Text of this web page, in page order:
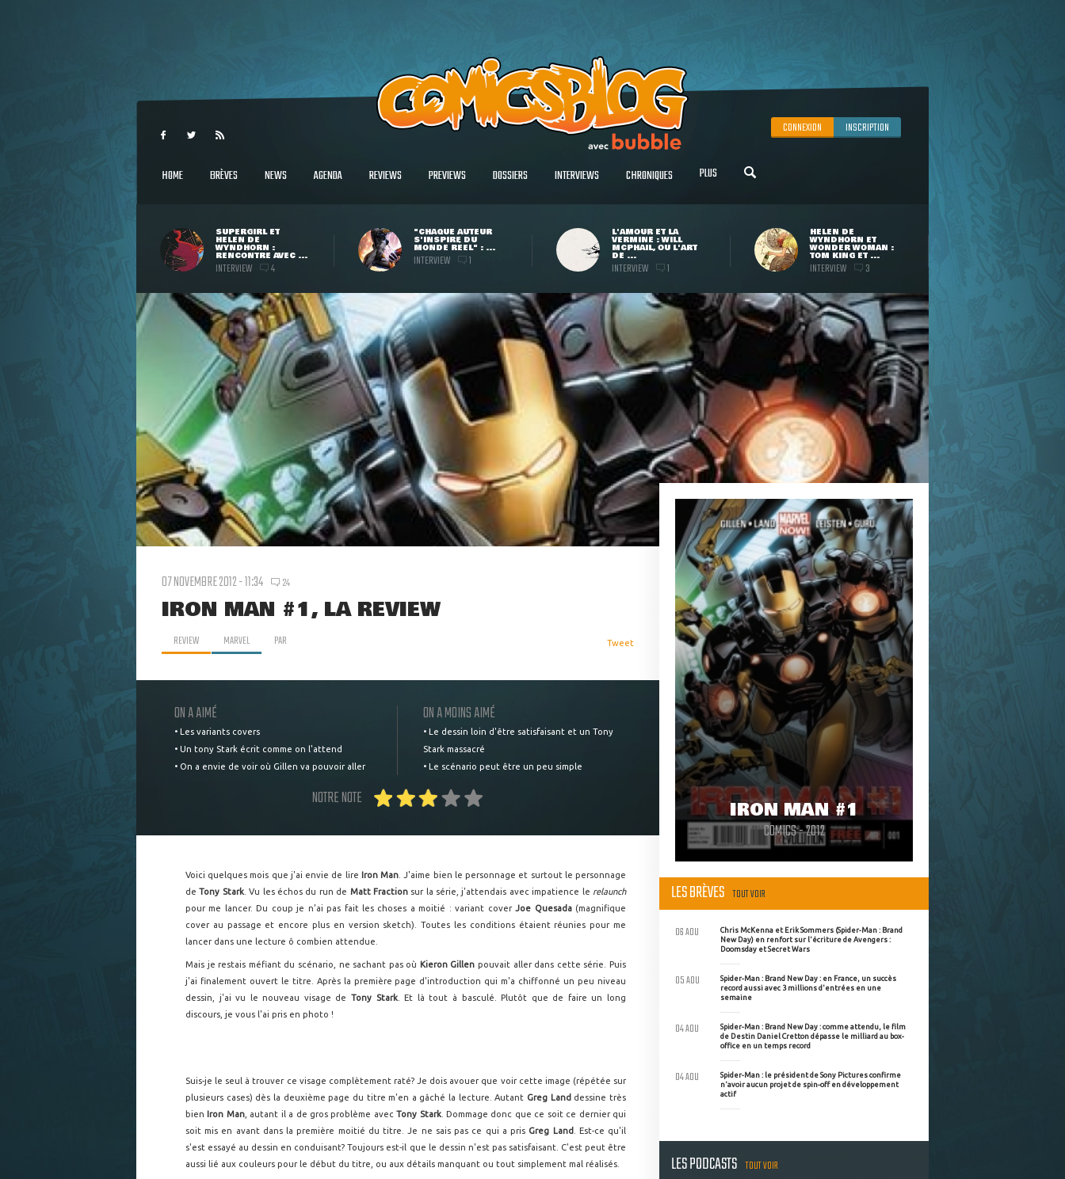
CONNEXION INSCRIPTION
HOME BRÈVES NEWS AGENDA REVIEWS PREVIEWS DOSSIERS INTERVIEWS CHRONIQUES PLUS
SUPERGIRL ET
HELEN DE
WYNDHORN :
RENCONTRE AVEC ...
INTERVIEW 4
"CHAQUE AUTEUR
S'INSPIRE DU
MONDE RÉEL" : ...
INTERVIEW 1
L'AMOUR ET LA
VERMINE : WILL
MCPHAIL, OU L'ART
DE ...
INTERVIEW 1
HELEN DE
WYNDHORN ET
WONDER WOMAN :
TOM KING ET ...
INTERVIEW 3
07 NOVEMBRE 2012 - 11:34 24
IRON MAN #1, LA REVIEW
REVIEW MARVEL PAR Tweet
ON A AIMÉ
• Les variants covers
• Un tony Stark écrit comme on l'attend
• On a envie de voir où Gillen va pouvoir aller
ON A MOINS AIMÉ
• Le dessin loin d'être satisfaisant et un Tony
Stark massacré
• Le scénario peut être un peu simple
NOTRE NOTE
Voici quelques mois que j'ai envie de lire Iron Man . J'aime bien le personnage et surtout le personnage
deTony Stark. Vu les échos du run de Matt Fractionsur la série, j'attendais avec impatience le relaunch
pour me lancer. Du coup je n'ai pas fait les choses a moitié : variant coverJoe Quesada(magnifique
cover au passage et encore plus en version sketch). Toutes les conditions étaient réunies pour me
lancer dans une lecture ô combien attendue.
Mais je restais méfiant du scénario, ne sachant pas où Kieron Gillen pouvait aller dans cette série. Puis
j'ai finalement ouvert le titre. Après la première page d'introduction qui m'a chiffonné un peu niveau
dessin, j'ai vu le nouveau visage deTony Stark. Et là tout à basculé. Plutôt que de faire un long
discours, je vous l'ai pris en photo !
Suis-je le seul à trouver ce visage complètement raté? Je dois avouer que voir cette image (répétée sur
plusieurs cases) dès la deuxième page du titre m'en a gâché la lecture. Autant Greg Land dessine très
bien Iron Man, autant il a de gros problème avecTony Stark. Dommage donc que ce soit ce dernier qui
soit mis en avant dans la première moitié du titre. Je ne sais pas ce qui a pris Greg Land
. Est-ce qu'il
s'est essayé au dessin en conduisant? Toujours est-il que le dessin n'est pas satisfaisant. C'est peut être
aussi lié aux couleurs pour le début du titre, ou aux détails manquant ou tout simplement mal réalisés.
IRON MAN #1
COMICS - 2012
LES BRÈVES TOUT VOIR
Chris McKenna et Erik Sommers (Spider-Man : Brand
New Day) en renfort sur l'écriture de Avengers :
Doomsday et Secret Wars
06 AOU
Spider-Man : Brand New Day : en France, un succès
record aussi avec 3 millions d'entrées en une
semaine
05 AOU
Spider-Man : Brand New Day : comme attendu, le film
de Destin Daniel Cretton dépasse le milliard au box-
office en un temps record
04 AOU
Spider-Man : le président de Sony Pictures confirme
n'avoir aucun projet de spin-off en développement
actif
04 AOU
LES PODCASTS TOUT VOIR